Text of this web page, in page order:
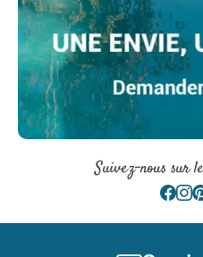
Suivez-nous sur